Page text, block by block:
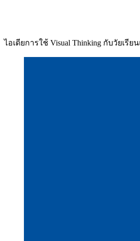
ไอเดียการใช้ Visual Thinking กับวัยเรี